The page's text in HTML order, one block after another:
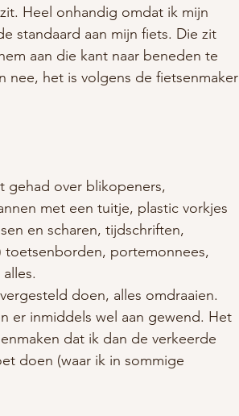
Heel onhandig omdat ik mijn
standaard aan mijn fiets. Die zit
aan die kant naar beneden te
nee, het is volgens de fietsenmaker
gehad over blikopeners,
met een tuitje, plastic vorkjes
en scharen, tijdschriften,
toetsenborden, portemonnees,
doen, alles omdraaien.
er inmiddels wel aan gewend. Het
dat ik dan de verkeerde
doen (waar ik in sommige